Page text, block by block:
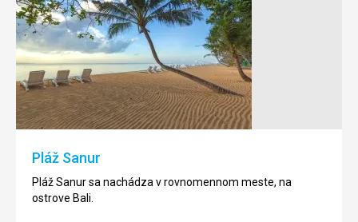
Pláž Sanur
Pláž Sanur sa nachádza v rovnomennom meste, na
ostrove Bali.